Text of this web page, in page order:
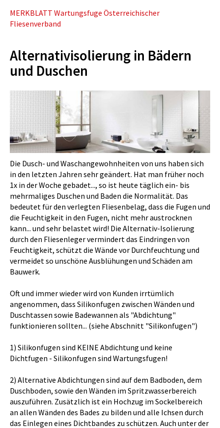
MERKBLATT Wartungsfuge Österreichischer
Fliesenverband
Alternativisolierung in Bädern
und Duschen
Die Dusch- und Waschangewohnheiten von uns haben sich
in den letzten Jahren sehr geändert. Hat man früher noch
1x in der Woche gebadet..., so ist heute täglich ein- bis
mehrmaliges Duschen und Baden die Normalität. Das
bedeutet für den verlegten Fliesenbelag, dass die Fugen und
die Feuchtigkeit in den Fugen, nicht mehr austrocknen
kann... und sehr belastet wird! Die Alternativ-Isolierung
durch den Fliesenleger vermindert das Eindringen von
Feuchtigkeit, schützt die Wände vor Durchfeuchtung und
vermeidet so unschöne Ausblühungen und Schäden am
Bauwerk.
Oft und immer wieder wird von Kunden irrtümlich
angenommen, dass Silikonfugen zwischen Wänden und
Duschtassen sowie Badewannen als "Abdichtung"
funktionieren sollten... (siehe Abschnitt "Silikonfugen")
1) Silikonfugen sind KEINE Abdichtung und keine
Dichtfugen - Silikonfugen sind Wartungsfugen!
2) Alternative Abdichtungen sind auf dem Badboden, dem
Duschboden, sowie den Wänden im Spritzwasserbereich
auszuführen. Zusätzlich ist ein Hochzug im Sockelbereich
an allen Wänden des Bades zu bilden und alle Ichsen durch
das Einlegen eines Dichtbandes zu schützen. Auch unter der